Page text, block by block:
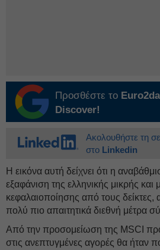
Προσθέστε το
Discover!
Ακολουθήστε τη
στο Linkedin
Η εικόνα αυτή δείχνει ότι η
εξαφάνιση της ελληνικής μικρής και
κεφαλαιοποίησης από τους δείκτες,
πολύ πιο απαιτητικά διεθνή μέτρα
Από την προσομείωση της MSCI
στις ανεπτυγμένες αγορές θα ήταν